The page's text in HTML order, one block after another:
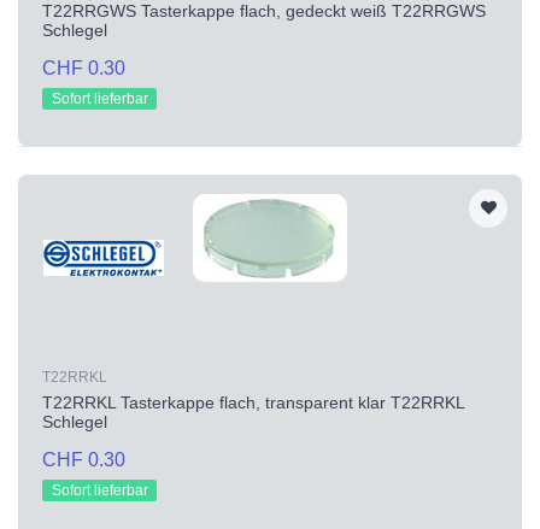
T22RRGWS Tasterkappe flach, gedeckt weiß T22RRGWS
Schlegel
CHF 0.30
Sofort lieferbar
T22RRKL
T22RRKL Tasterkappe flach, transparent klar T22RRKL
Schlegel
CHF 0.30
Sofort lieferbar